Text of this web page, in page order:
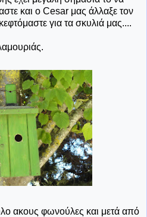
και ο Cesar μας άλλαξε τον
για τα σκυλιά μας....
ακους φωνούλες και μετά από